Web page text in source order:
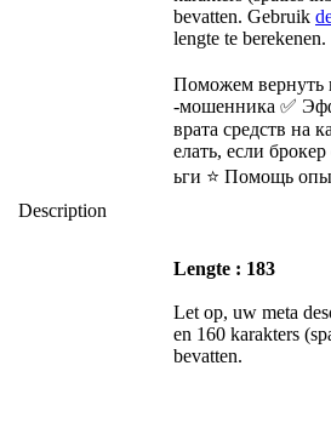
bevatten. Gebruik
lengte te berekenen.
Description
Поможем вернуть
-мошенника ✅
врата средств на
елать, если
ьги ⭐ Помощь
Lengte : 183
Let op, uw meta
en 160 karakters
bevatten.